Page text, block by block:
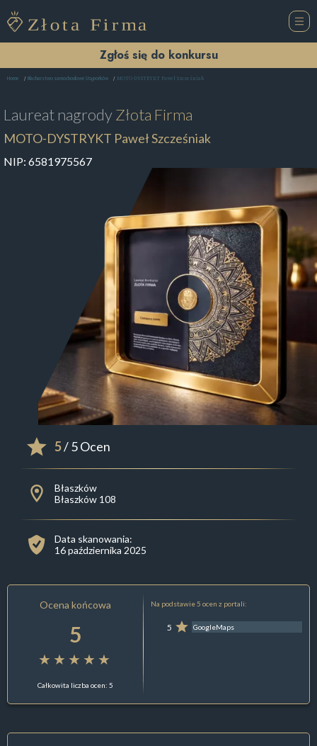
Zgłoś się do konkursu
Home Blacharstwo samochodowe Stąporków MOTO-DYSTRYKT Paweł Szcześniak
Laureat nagrodyZłota Firma
MOTO-DYSTRYKT Paweł Szcześniak
NIP: 6581975567
5/ 5 Ocen
Błaszków
Błaszków 108
Data skanowania:
16 października 2025
Ocena końcowa
5
Całkowita liczba ocen: 5
Na podstawie 5 ocen z portali:
5 GoogleMaps